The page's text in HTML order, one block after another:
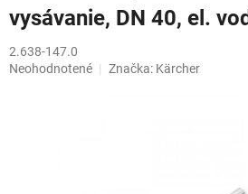
vysávanie, DN 40, el.
2.638-147.0
Priemerné
Neohodnotené Značka: Kärcher